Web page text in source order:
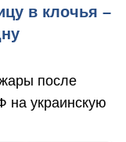
в клочья –
после
на украинскую